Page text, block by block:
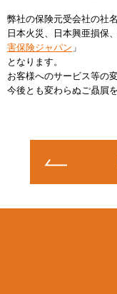
弊社の保険元受会社の社
日本火災、日本興亜損保
害保険ジャパン 」
となります。
お客様へのサービス等の
今後とも変わらぬご贔屓